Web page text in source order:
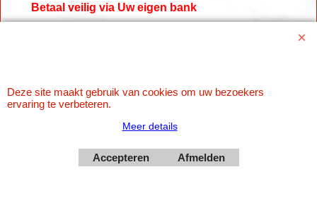
Betaal veilig via Uw eigen bank
Deze site maakt gebruik van cookies om uw bezoekers
ervaring te verbeteren.
Meer details
Accepteren Afmelden